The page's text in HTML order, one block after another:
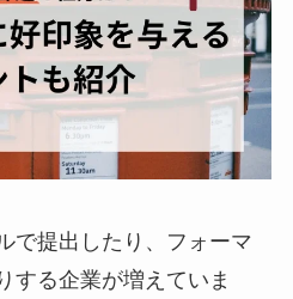
で提出したり、フォーマ
する企業が増えていま